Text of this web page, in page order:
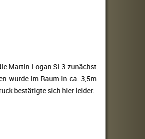
Martin Logan SL3 zunächst
wurde im Raum in ca. 3,5m
bestätigte sich hier leider: